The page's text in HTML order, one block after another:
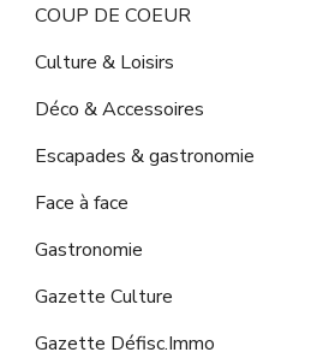
COUP DE COEUR
Culture & Loisirs
Déco & Accessoires
Escapades & gastronomie
Face à face
Gastronomie
Gazette Culture
Gazette Défisc.Immo